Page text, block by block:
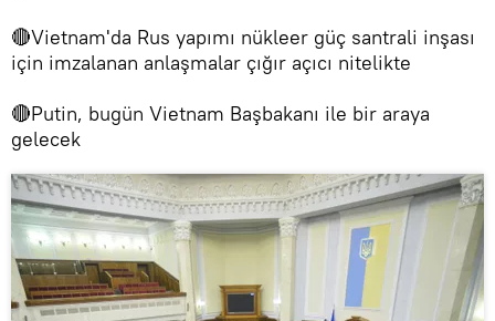
🔴Vietnam'da Rus yapımı nükleer güç santrali inşası
için imzalanan anlaşmalar çığır açıcı nitelikte
🔴Putin, bugün Vietnam Başbakanı ile bir araya
gelecek